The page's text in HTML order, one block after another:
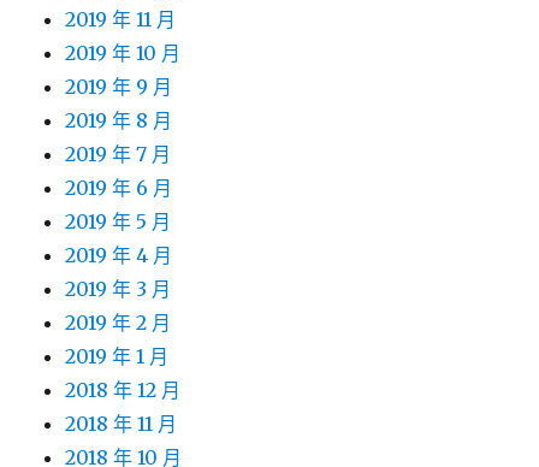
2019 年 11 月
2019 年 10 月
2019 年 9 月
2019 年 8 月
2019 年 7 月
2019 年 6 月
2019 年 5 月
2019 年 4 月
2019 年 3 月
2019 年 2 月
2019 年 1 月
2018 年 12 月
2018 年 11 月
2018 年 10 月